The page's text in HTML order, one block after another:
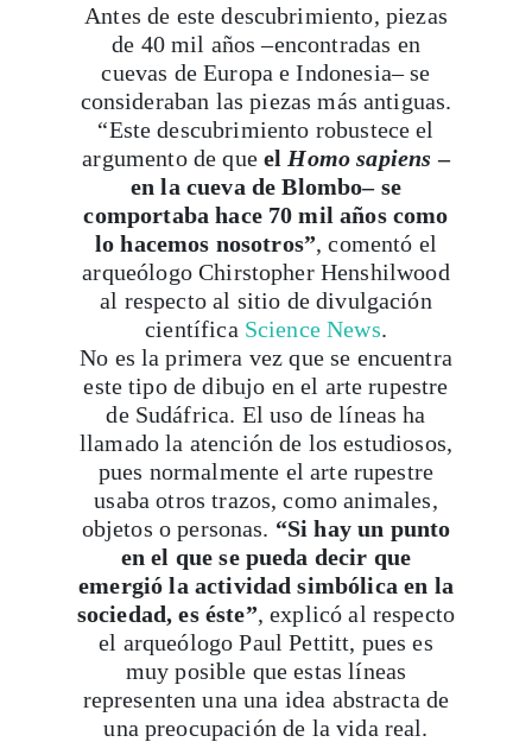
Antes de este descubrimiento, piezas
de 40 mil años –encontradas en
cuevas de Europa e Indonesia– se
consideraban las piezas más antiguas.
“Este descubrimiento robustece el
argumento de que el Homo sapiens –
en la cueva de Blombo– se
comportaba hace 70 mil años como
lo hacemos nosotros”, comentó el
arqueólogo Chirstopher Henshilwood
al respecto al sitio de divulgación
científica Science News.
No es la primera vez que se encuentra
este tipo de dibujo en el arte rupestre
de Sudáfrica. El uso de líneas ha
llamado la atención de los estudiosos,
pues normalmente el arte rupestre
usaba otros trazos, como animales,
objetos o personas. “Si hay un punto
en el que se pueda decir que
emergió la actividad simbólica en la
sociedad, es éste”, explicó al respecto
el arqueólogo Paul Pettitt, pues es
muy posible que estas líneas
representen una una idea abstracta de
una preocupación de la vida real.
Viaja con Travesías, recibe cada semana
itinerarios, tips de insider y las guías más